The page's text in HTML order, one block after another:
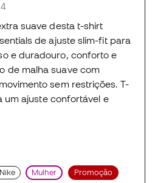
suave desta t-shirt
de ajuste slim-fit para
e duradouro, conforto e
de malha suave com
sem restrições. T-
um ajuste confortável e
Mulher Promoção